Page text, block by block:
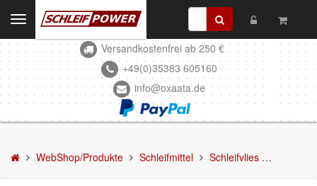
Kontakt
WebShop/Produkte
Schleifmittel
Schleifscheiben
DELTA-Schleifscheiben
Toggle
navigation Versandkostenfrei ab 250 €
+49(0)35383 605160
info@oxaata.de
WebShop/Produkte Schleifmittel Schleifvlies